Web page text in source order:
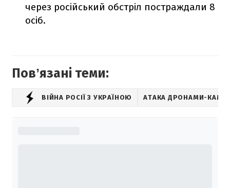
через російський обстріл постраждали 8
осіб.
Повʼязані теми:
ВІЙНА РОСІЇ З УКРАЇНОЮ АТАКА ДРОНАМИ-